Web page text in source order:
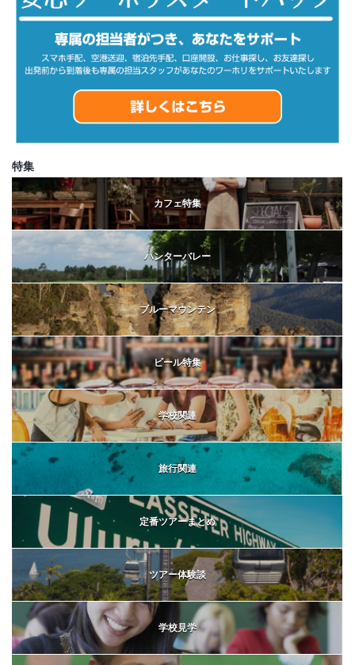
特集
カフェ特集
ハンターバレー
ブルーマウンテン
ビール特集
学校関連
旅行関連
定番ツアーまとめ
ツアー体験談
学校見学